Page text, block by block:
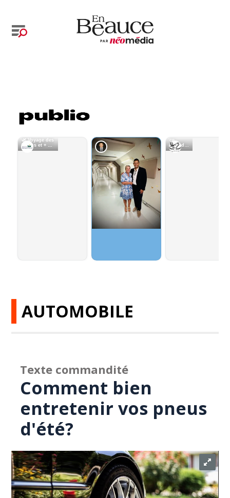
AUTOMOBILE
Texte commandité
Comment bien
entretenir vos pneus
d'été?